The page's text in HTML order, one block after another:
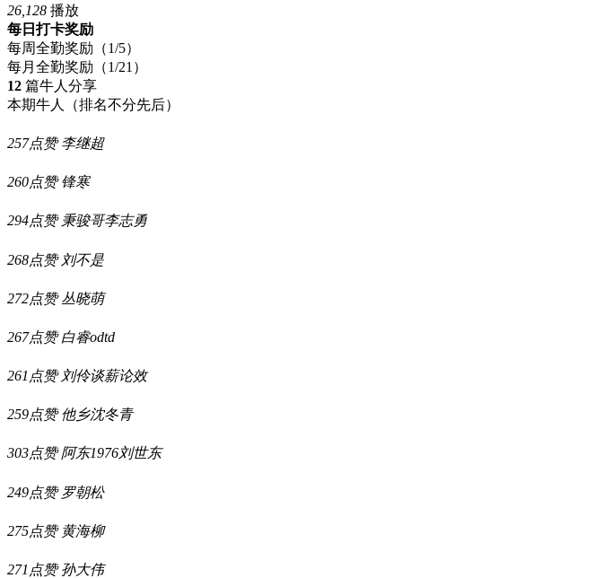
26,128 播放
每日打卡奖励
每周全勤奖励（1/5）
每月全勤奖励（1/21）
12 篇牛人分享
本期牛人
（排名不分先后）
257点赞 李继超
260点赞 锋寒
294点赞 秉骏哥李志勇
268点赞 刘不是
272点赞 丛晓萌
267点赞 白睿odtd
261点赞 刘伶谈薪论效
259点赞 他乡沈冬青
303点赞 阿东1976刘世东
249点赞 罗朝松
275点赞 黄海柳
271点赞 孙大伟